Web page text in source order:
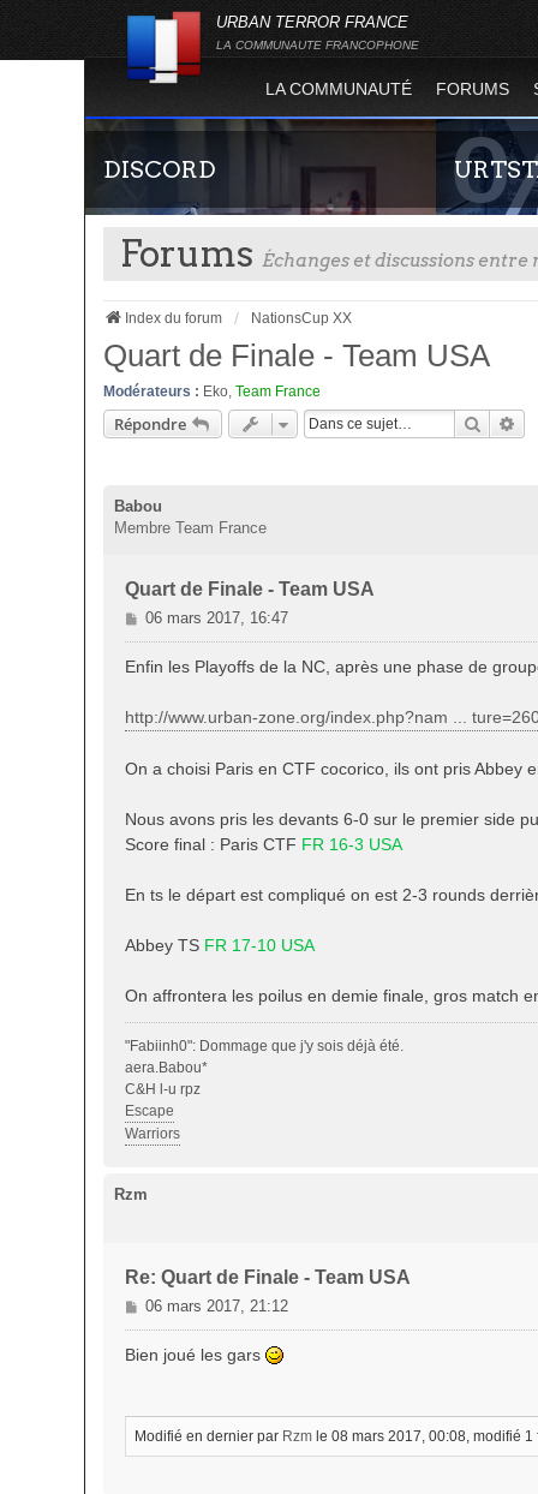
URBAN TERROR FRANCE
LA COMMUNAUTE FRANCOPHONE
LA COMMUNAUTÉ FORUMS
DISCORD
Rejoignez-nous sur le discord Urban Terror
France !
totalité des
Forums Échanges et discussions
Index du forum NationsCup XX
Quart de Finale - Team USA
Modérateurs : Eko, Team France
Répondre
Babou
Membre Team France
Quart de Finale - Team USA
M
e
s
g
06 mars 2017, 16:47
Enfin les Playoffs de la NC, après une phase de
http://www.urban-zone.org/index.php?nam ...
On a choisi Paris en CTF cocorico, ils ont pris Abbey
Nous avons pris les devants 6-0 sur le premier side
Score final : Paris CTF FR 16-3 USA
En ts le départ est compliqué on est 2-3 rounds
Abbey TS FR 17-10 USA
On affrontera les poilus en demie finale, gros match
"Fabiinh0": Dommage que j'y sois déjà été.
aera.Babou*
C&H l-u rpz
Escape
Warriors
Rzm
Re: Quart de Finale - Team USA
M
e
s
g
e
06 mars 2017, 21:12
Bien joué les gars
Modifié en dernier par Rzm le 08 mars 2017, 00:08, modifié 1